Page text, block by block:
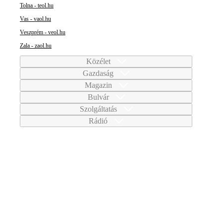
Tolna - teol.hu
Vas - vaol.hu
Veszprém - veol.hu
Zala - zaol.hu
Közélet
Gazdaság
Magazin
Bulvár
Szolgáltatás
Rádió